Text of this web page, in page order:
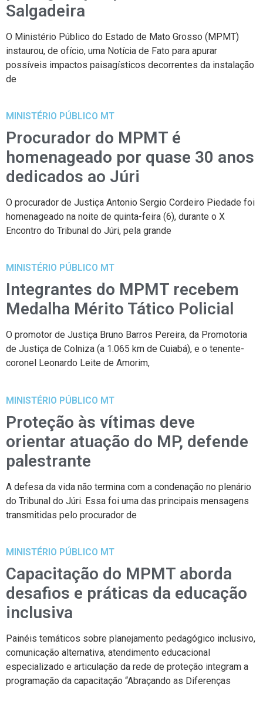
Salgadeira
O Ministério Público do Estado de Mato Grosso (MPMT)
instaurou, de ofício, uma Notícia de Fato para apurar
possíveis impactos paisagísticos decorrentes da instalação
de
MINISTÉRIO PÚBLICO MT
Procurador do MPMT é
homenageado por quase 30 anos
dedicados ao Júri
O procurador de Justiça Antonio Sergio Cordeiro Piedade foi
homenageado na noite de quinta-feira (6), durante o X
Encontro do Tribunal do Júri, pela grande
MINISTÉRIO PÚBLICO MT
Integrantes do MPMT recebem
Medalha Mérito Tático Policial
O promotor de Justiça Bruno Barros Pereira, da Promotoria
de Justiça de Colniza (a 1.065 km de Cuiabá), e o tenente-
coronel Leonardo Leite de Amorim,
MINISTÉRIO PÚBLICO MT
Proteção às vítimas deve
orientar atuação do MP, defende
palestrante
A defesa da vida não termina com a condenação no plenário
do Tribunal do Júri. Essa foi uma das principais mensagens
transmitidas pelo procurador de
MINISTÉRIO PÚBLICO MT
Capacitação do MPMT aborda
desafios e práticas da educação
inclusiva
Painéis temáticos sobre planejamento pedagógico inclusivo,
comunicação alternativa, atendimento educacional
especializado e articulação da rede de proteção integram a
programação da capacitação “Abraçando as Diferenças